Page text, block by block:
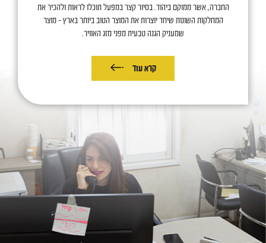
החברה, אשר ממוקם ביהוד. בסיור קצר במפעל תוכלו לראות ולהכיר את
המחלקות השונות שיחד יוצרות את המוצר הטוב ביותר בארץ – מוצר
שמעניק הגנה טבעית מפני מזג האוויר.
קרא עוד